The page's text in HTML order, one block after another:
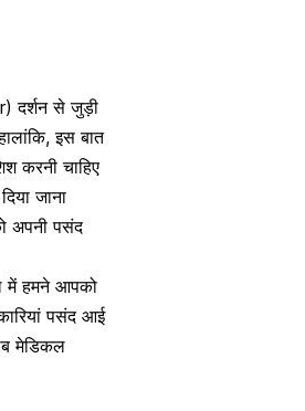
दर्शन से जुड़ी
इस बात
करनी चाहिए
जाना
अपनी पसंद
में हमने आपको
पसंद आई
मेडिकल